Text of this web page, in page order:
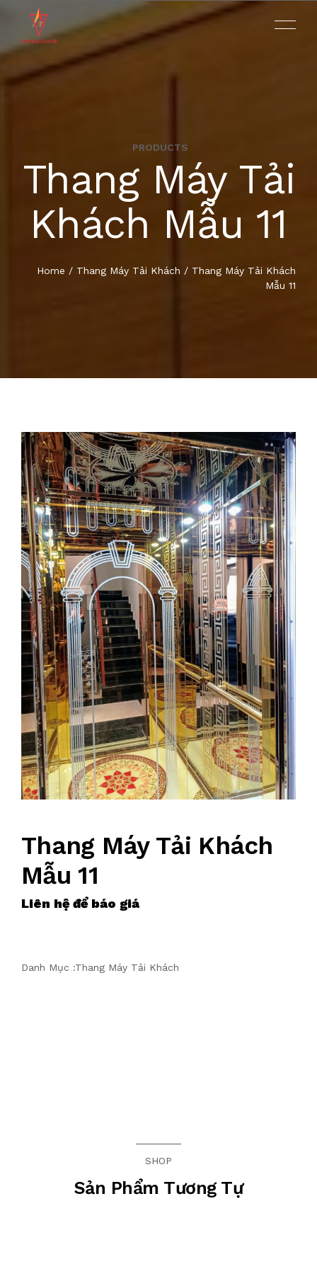
TRANG CHỦ
GIỚI THIỆU
THANG MÁY BỆNH VIỆN
THANG MÁY CUỐN
THANG MÁY GIA ĐÌNH
THANG MÁY HOMELIFT
THANG MÁY THỰC PHẨM
PRODUCTS
Thang Máy Tải
Khách Mẫu 11
Home / Thang Máy Tải Khách / Thang Máy Tải Khách
Mẫu 11
Thang Máy Tải Khách
Mẫu 11
Liên hệ để báo giá
Danh Mục :Thang Máy Tải Khách
SHOP
Sản Phẩm Tương Tự